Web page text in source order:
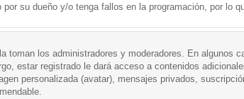
su dueño y/o tenga fallos en la programación, por lo
toman los administradores y moderadores. En algunos
estar registrado le dará acceso a contenidos
personalizada (avatar), mensajes privados,